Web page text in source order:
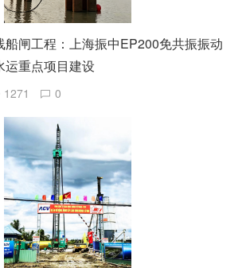
船闸工程：上海振中EP200免共振振动
运重点项目建设
1271 0